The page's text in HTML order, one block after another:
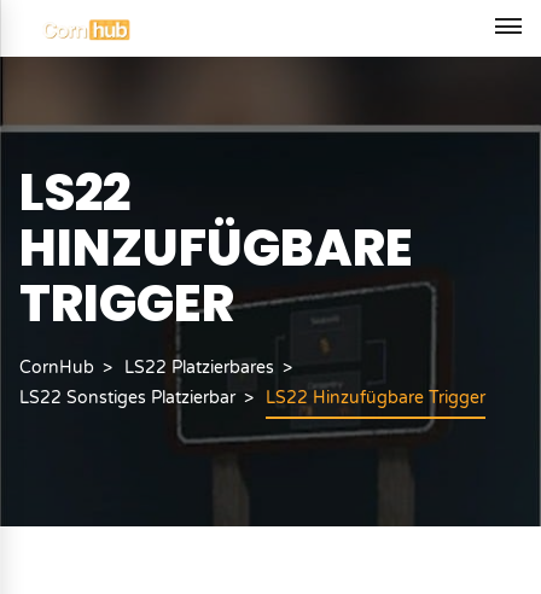
LS22
HINZUFÜGBARE
TRIGGER
CornHub
LS22 Platzierbares
LS22 Sonstiges Platzierbar
LS22 Hinzufügbare Trigger